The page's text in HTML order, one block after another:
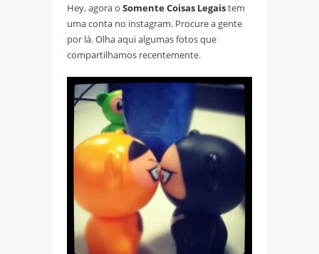
Hey, agora o Somente Coisas Legaistem
uma conta no instagram. Procure a gente
por lá. Olha aqui algumas fotos que
compartilhamos recentemente.